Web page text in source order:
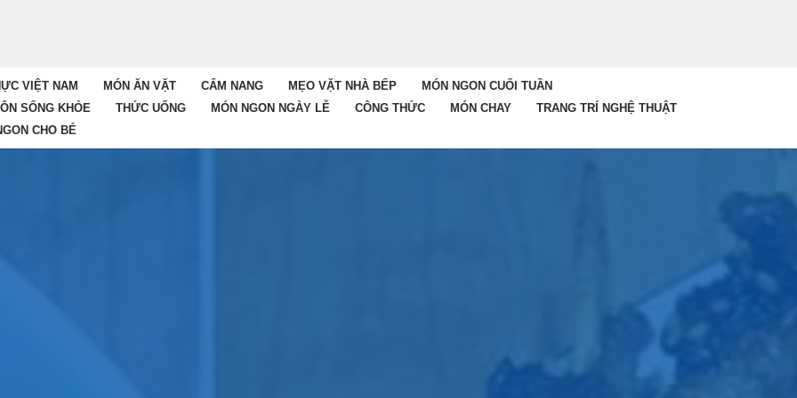
VIỆT NAM MÓN ĂN VẶT CẨM NANG MẸO VẶT NHÀ BẾP
MÓN NGON CUỐI TUẦN
SỐNG KHỎE
THỨC UỐNG MÓN NGON NGÀY LỄ CÔNG THỨC MÓN CHAY
TRANG TRÍ NGHỆ THUẬT
CHO BÉ